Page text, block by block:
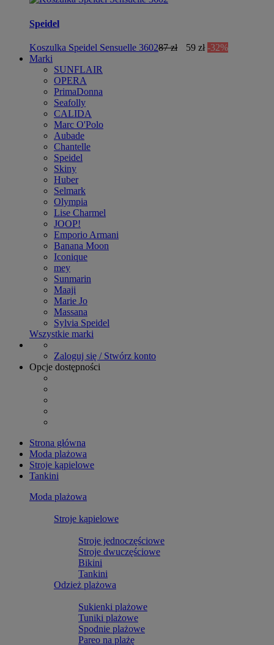
Speidel
Koszulka Speidel Sensuelle 360287 zł 59 zł -32%
Marki
SUNFLAIR
OPERA
PrimaDonna
Seafolly
CALIDA
Marc O'Polo
Aubade
Chantelle
Speidel
Skiny
Huber
Selmark
Olympia
Lise Charmel
JOOP!
Emporio Armani
Banana Moon
Iconique
mey
Sunmarin
Maaji
Marie Jo
Massana
Sylvia Speidel
Wszystkie marki
Zaloguj się / Stwórz konto
Opcje dostępności
Strona główna
Moda plażowa
Stroje kąpielowe
Tankini
Moda plażowa
Stroje kąpielowe
Stroje jednoczęściowe
Stroje dwuczęściowe
Bikini
Tankini
Odzież plażowa
Sukienki plażowe
Tuniki plażowe
Spodnie plażowe
Pareo na plażę